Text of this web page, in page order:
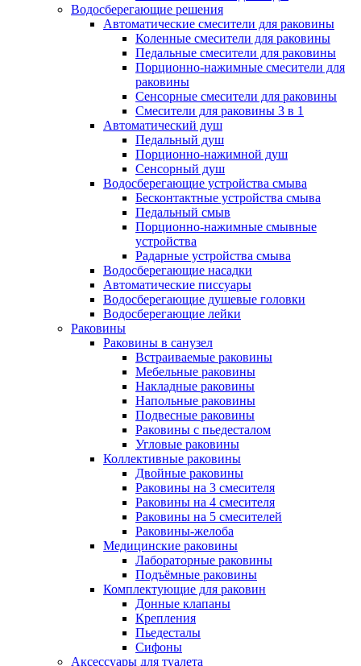
Водосберегающие решения
Автоматические смесители для раковины
Коленные смесители для раковины
Педальные смесители для раковины
Порционно-нажимные смесители для
раковины
Сенсорные смесители для раковины
Смесители для раковины 3 в 1
Автоматический душ
Педальный душ
Порционно-нажимной душ
Сенсорный душ
Водосберегающие устройства смыва
Бесконтактные устройства смыва
Педальный смыв
Порционно-нажимные смывные
устройства
Радарные устройства смыва
Водосберегающие насадки
Автоматические писсуары
Водосберегающие душевые головки
Водосберегающие лейки
Раковины
Раковины в санузел
Встраиваемые раковины
Мебельные раковины
Накладные раковины
Напольные раковины
Подвесные раковины
Раковины с пьедесталом
Угловые раковины
Коллективные раковины
Двойные раковины
Раковины на 3 смесителя
Раковины на 4 смесителя
Раковины на 5 смесителей
Раковины-желоба
Медицинские раковины
Лабораторные раковины
Подъёмные раковины
Комплектующие для раковин
Донные клапаны
Крепления
Пьедесталы
Сифоны
Аксессуары для туалета